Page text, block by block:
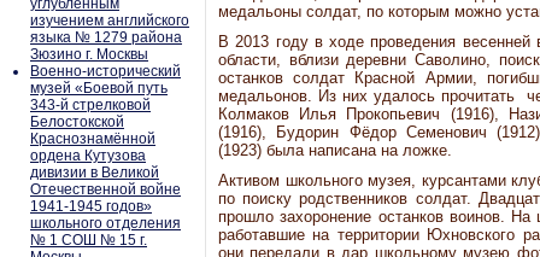
углубленным
изучением английского
языка № 1279 района
Зюзино г. Москвы
Военно-исторический
музей «Боевой путь
343-й стрелковой
Белостокской
Краснознамённой
ордена Кутузова
дивизии в Великой
Отечественной войне
1941-1945 годов»
школьного отделения
№ 1 СОШ № 15 г.
медальоны солдат, по которым можно
В 2013 году в ходе проведения
области, вблизи деревни Саволино,
останков солдат Красной Армии,
медальонов. Из них удалось прочитать
Колмаков Илья Прокопьевич (1916),
(1916), Будорин Фёдор Семенович
(1923) была написана на ложке.
Активом школьного музея, курсантами
по поиску родственников солдат.
прошло захоронение останков воинов.
работавшие на территории Юхновского
они передали в дар школьному музею